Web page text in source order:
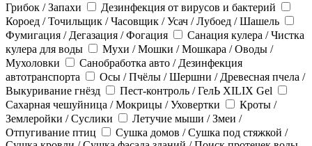
Грибок / Запахи
Дезинфекция от вирусов и бактерий
Короед / Точильщик / Часовщик / Усач / Лубоед / Шашель
Фумигация / Дегазация / Фогация
Санация кулера / Чистка
кулера для воды
Мухи / Мошки / Мошкара / Оводы /
Мухоловки
Санобработка авто / Дезинфекция
автотранспорта
Осы / Пчёлы / Шершни / Древесная пчела /
Выкуривание гнёзд
Пест-контроль / ГелЬ XILIX Gel
Сахарная чешуйница / Мокрицы / Уховертки
Кроты /
Землеройки / Суслики
Летучие мыши / Змеи /
Отпугивание птиц
Сушка домов / Сушка под стяжкой /